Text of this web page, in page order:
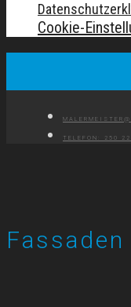
Cookie-
TELEFON: 250
Fassaden